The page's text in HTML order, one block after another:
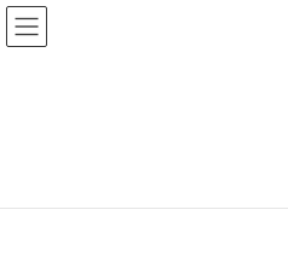
コ
ン
ッ
ナ
ビ
移